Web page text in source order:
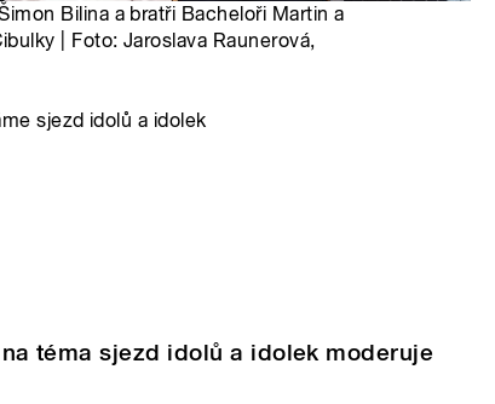
Bilina a bratři Bacheloři Martin a
| Foto: Jaroslava Raunerová,
sjezd idolů a idolek
téma sjezd idolů a idolek moderuje